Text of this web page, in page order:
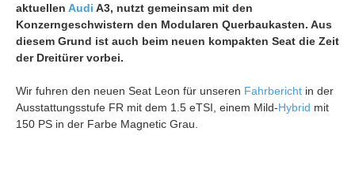
aktuellen Audi A3, nutzt gemeinsam mit den
Konzerngeschwistern den Modularen Querbaukasten. Aus
diesem Grund ist auch beim neuen kompakten Seat die Zeit
der Dreitürer vorbei.
Wir fuhren den neuen Seat Leon für unseren Fahrbericht in der
Ausstattungsstufe FR mit dem 1.5 eTSI, einem Mild-Hybrid mit
150 PS in der Farbe Magnetic Grau.